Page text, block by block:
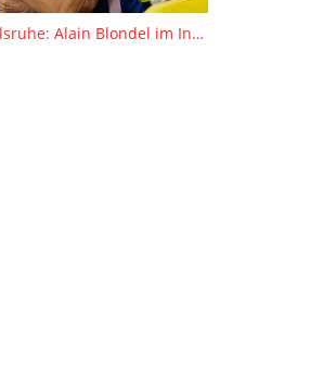
Nach Paris und vor Karlsruhe: Alain Blondel im Interview